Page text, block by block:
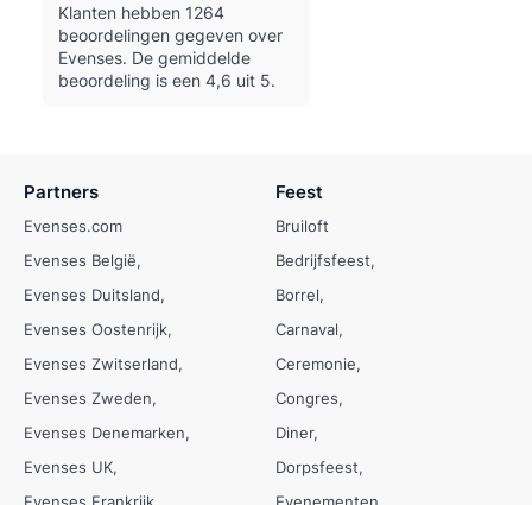
Klanten hebben 1264
beoordelingen gegeven over
Evenses. De gemiddelde
beoordeling is een 4,6 uit 5.
Partners
Evenses.com
Evenses België
Evenses Duitsland
Evenses Oostenrijk
Evenses Zwitserland
Evenses Zweden
Evenses Denemarken
Evenses UK
Feest
Bruiloft
Bedrijfsfeest
Borrel
Carnaval
Ceremonie
Congres
Diner
Dorpsfeest